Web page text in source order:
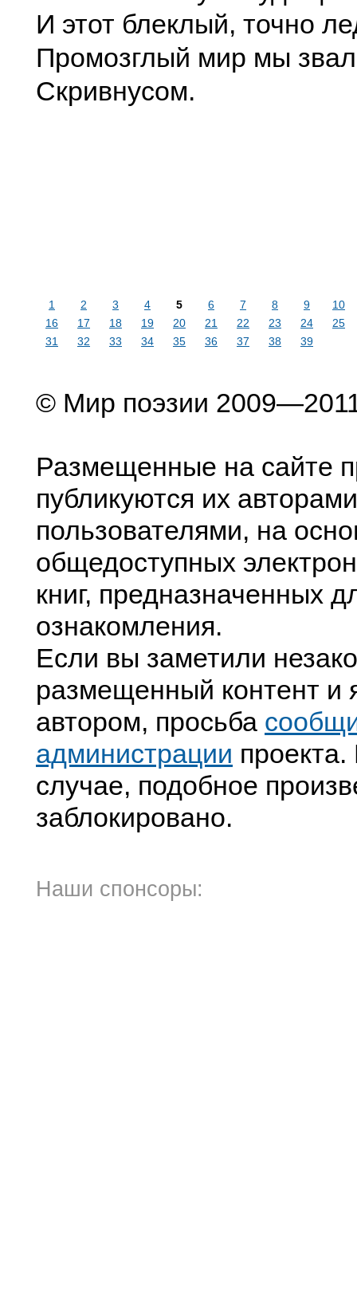
И этот блеклый, точно
Промозглый мир мы
Скривнусом.
1 2 3 4 5 6 7 8 9
10
16
17 18 19 20 21 22 23 24
25
31
32 33 34 35 36 37 38 39
© Мир поэзии
Размещенные на сайте
публикуются их
пользователями, на
общедоступных
книг, предназначенных
ознакомления.
Если вы заметили
размещенный контент и
автором, просьба
администрации
случае, подобное
заблокировано.
Наши спонсоры: